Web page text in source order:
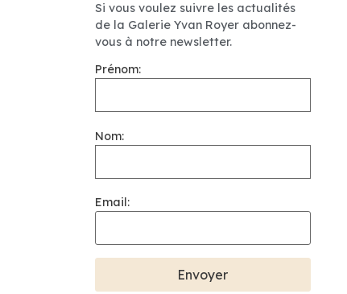
Si vous voulez suivre les actualités
de la Galerie Yvan Royer abonnez-
vous à notre newsletter.
Prénom:
Nom:
Email: